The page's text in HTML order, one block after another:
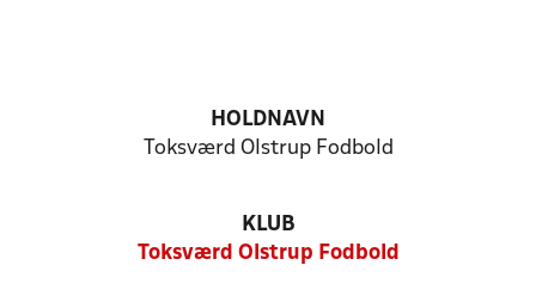
HOLDNAVN
Toksværd Olstrup Fodbold
KLUB
Toksværd Olstrup Fodbold